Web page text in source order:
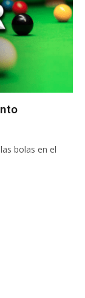
bolas en el